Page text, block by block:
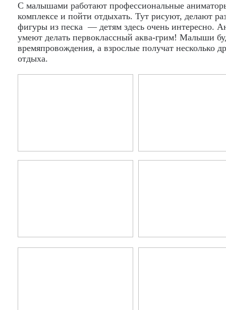
С малышами работают профессиональные
комплексе и пойти отдыхать. Тут рисуют, делают
фигуры из песка — детям здесь очень интересно.
умеют делать первоклассный аква-грим! Малыши
времяпровождения, а взрослые получат несколько
отдыха.